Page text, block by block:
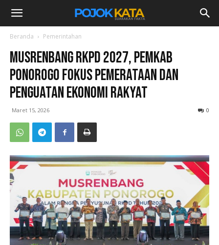
Beranda Pemerintahan
Musrenbang RKPD 2027, Pemkab
Ponorogo Fokus Pemerataan dan
Penguatan Ekonomi Rakyat
Maret 15, 2026 0